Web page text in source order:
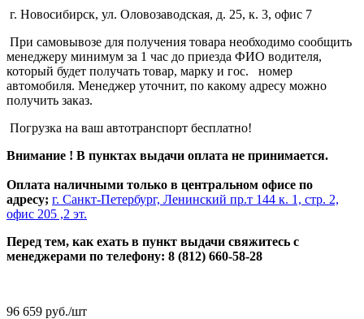
г. Новосибирск, ул. Оловозаводская, д. 25, к. 3, офис 7
При самовывозе для получения товара необходимо сообщить
менеджеру минимум за 1 час до приезда ФИО водителя,
который будет получать товар, марку и гос. номер
автомобиля. Менеджер уточнит, по какому адресу можно
получить заказ.
Погрузка на ваш автотранспорт бесплатно!
Внимание ! В пунктах выдачи оплата не принимается.
Оплата наличными только в центральном офисе по
адресу; г. Санкт-Петербург, Ленинский пр.т 144 к. 1, стр. 2,
офис 205 ,2 эт.
Перед тем, как ехать в пункт выдачи свяжитесь с
менеджерами по телефону: 8 (812) 660-58-28
96 659 руб./шт